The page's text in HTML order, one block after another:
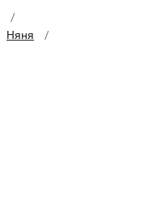
Няня